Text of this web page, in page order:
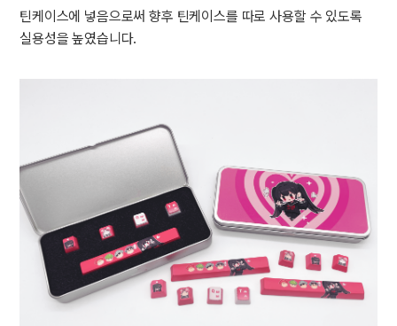
틴케이스에 넣음으로써 향후 틴케이스를 따로 사용할 수 있도록
실용성을 높였습니다.